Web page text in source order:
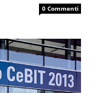
0 Commenti